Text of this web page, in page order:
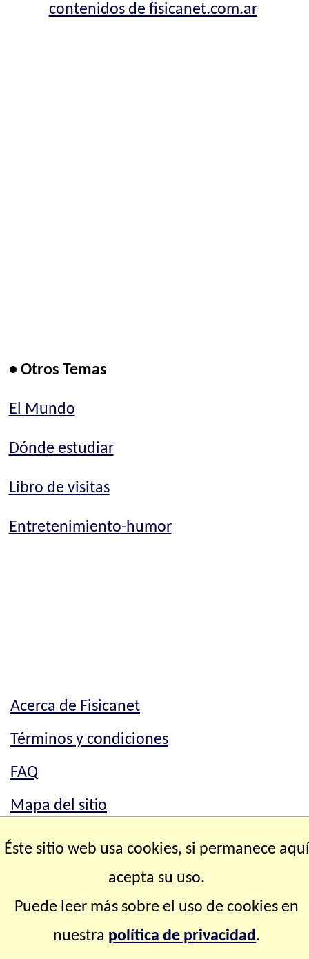
contenidos de fisicanet.com.ar
• Otros Temas
El Mundo
Dónde estudiar
Libro de visitas
Entretenimiento-humor
Acerca de Fisicanet
Términos y condiciones
FAQ
Mapa del sitio
Mapa del sitio
Éste sitio web usa cookies, si permanece aquí
acepta su uso.
Puede leer más sobre el uso de cookies en
nuestra política de privacidad.